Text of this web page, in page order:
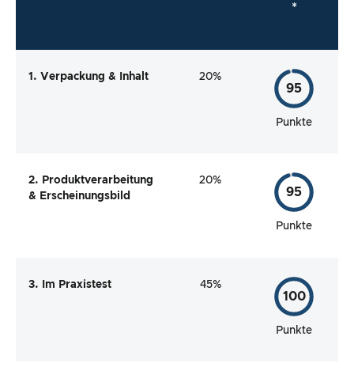
*
1. Verpackung & Inhalt 20%
95
Punkte
2. Produktverarbeitung
& Erscheinungsbild
20%
95
Punkte
3. Im Praxistest 45%
100
Punkte